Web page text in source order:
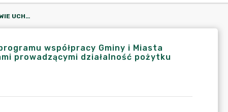
UCHWAŁA NR XIII/113/07 W SPRAWIE UCHWALENIA ROCZNEGO PROGRAMU WSPÓŁPRACY GMINY I MIASTA KRAJENKA Z ORGANIZACJAMI POZARZĄDOWYMI ORAZ PODMIOTAMI PROWADZĄCYMI DZIAŁALNOŚĆ POŻYTKU PUBLICZNEGO
współpracy Gminy i Miasta
prowadzącymi działalność pożytku